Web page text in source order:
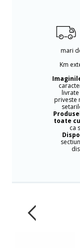
mari
Km
priveste
toate
ca